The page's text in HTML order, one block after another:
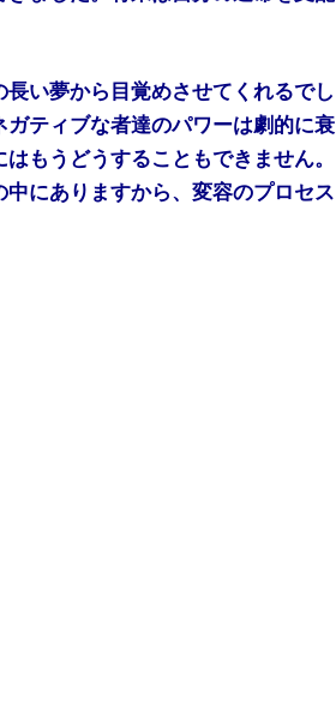
い夢から目覚めさせてくれるでし
ティブな者達のパワーは劇的に衰
もうどうすることもできません。
にありますから、変容のプロセス